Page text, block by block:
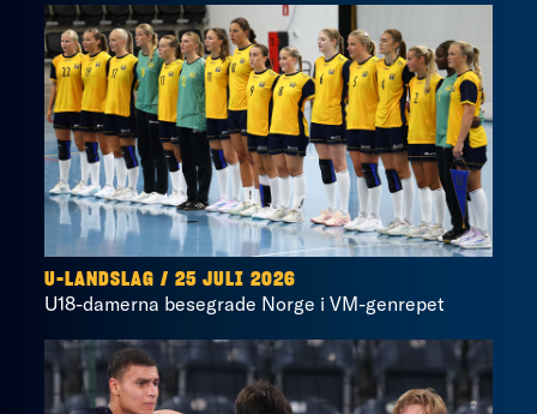
U-LANDSLAG / 25 JULI 2026
U18-damerna besegrade Norge i VM-genrepet